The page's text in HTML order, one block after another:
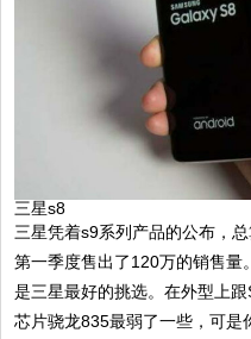
三星s8
三星凭着s9系列产品的公布，
第一季度售出了120万的销售量
是三星最好的挑选。在外型上
芯片骁龙835最弱了一些，可是